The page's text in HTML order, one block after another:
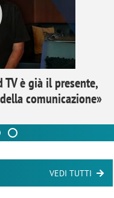
TV è già il presente,
comunicazione»
VEDI TUTTI